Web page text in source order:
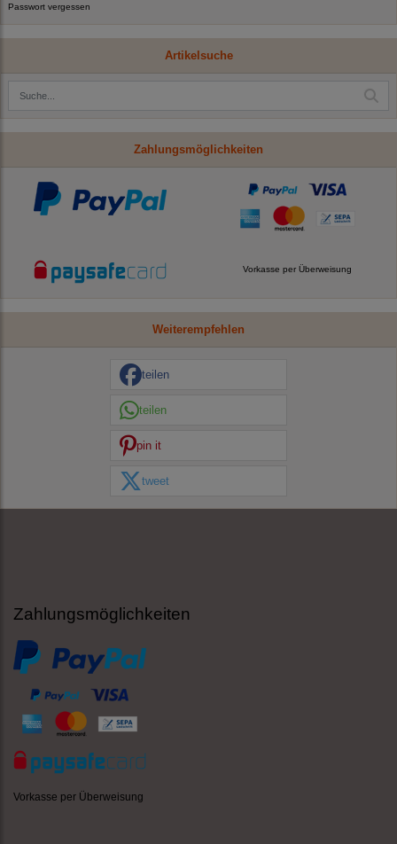
Passwort vergessen
Artikelsuche
Zahlungsmöglichkeiten
Vorkasse per Überweisung
Weiterempfehlen
teilen
teilen
pin it
tweet
Zahlungsmöglichkeiten
Vorkasse per Überweisung